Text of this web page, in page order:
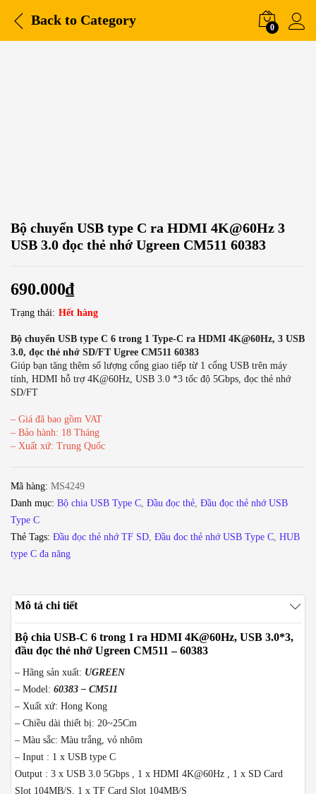
Back to Category 0
Bộ chuyển USB type C ra HDMI 4K@60Hz 3
USB 3.0 đọc thẻ nhớ Ugreen CM511 60383
690.000₫
Trạng thái: Hết hàng
Bộ chuyển USB type C 6 trong 1 Type-C ra HDMI 4K@60Hz, 3 USB
3.0, đọc thẻ nhớ SD/FT Ugree CM511 60383
Giúp bạn tăng thêm số lượng cổng giao tiếp từ 1 cổng USB trên máy
tính, HDMI hỗ trợ 4K@60Hz, USB 3.0 *3 tốc độ 5Gbps, đọc thẻ nhớ
SD/FT
– Giá đã bao gồm VAT
– Bảo hành: 18 Tháng
– Xuất xứ: Trung Quốc
Mã hàng: MS4249
Danh mục: Bộ chia USB Type C Đầu đọc thẻ Đầu đọc thẻ nhớ USB
Type C
Thẻ Tags: Đầu đọc thẻ nhớ TF SD Đầu đoc thẻ nhớ USB Type C HUB
type C đa năng
Mô tả chi tiết
Bộ chia USB-C 6 trong 1 ra HDMI 4K@60Hz, USB 3.0*3,
đầu đọc thẻ nhớ Ugreen CM511 – 60383
– Hãng sản xuất: UGREEN
– Model: 60383 – CM511
– Xuất xứ: Hong Kong
– Chiều dài thiết bị: 20~25Cm
– Màu sắc: Màu trắng, vỏ nhôm
– Input : 1 x USB type C
Output : 3 x USB 3.0 5Gbps , 1 x HDMI 4K@60Hz , 1 x SD Card
Slot 104MB/S, 1 x TF Card Slot 104MB/S